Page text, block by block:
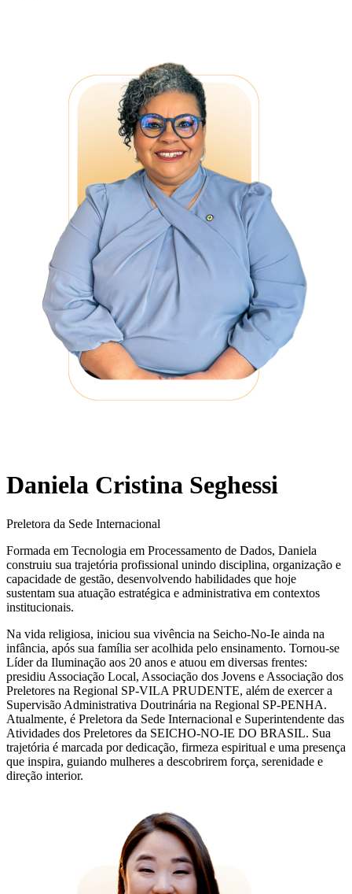
Daniela Cristina Seghessi
Preletora da Sede Internacional
Formada em Tecnologia em Processamento de Dados, Daniela
construiu sua trajetória profissional unindo disciplina, organização e
capacidade de gestão, desenvolvendo habilidades que hoje
sustentam sua atuação estratégica e administrativa em contextos
institucionais.
Na vida religiosa, iniciou sua vivência na Seicho-No-Ie ainda na
infância, após sua família ser acolhida pelo ensinamento. Tornou-se
Líder da Iluminação aos 20 anos e atuou em diversas frentes:
presidiu Associação Local, Associação dos Jovens e Associação dos
Preletores na Regional SP-VILA PRUDENTE, além de exercer a
Supervisão Administrativa Doutrinária na Regional SP-PENHA.
Atualmente, é Preletora da Sede Internacional e Superintendente das
Atividades dos Preletores da SEICHO-NO-IE DO BRASIL. Sua
trajetória é marcada por dedicação, firmeza espiritual e uma presença
que inspira, guiando mulheres a descobrirem força, serenidade e
direção interior.